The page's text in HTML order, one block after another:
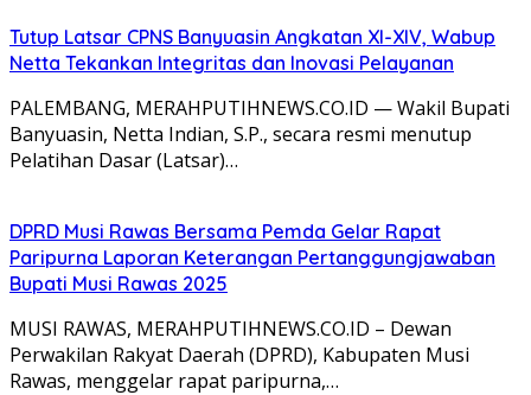
Tutup Latsar CPNS Banyuasin Angkatan XI-XIV, Wabup
Netta Tekankan Integritas dan Inovasi Pelayanan
PALEMBANG, MERAHPUTIHNEWS.CO.ID — Wakil Bupati
Banyuasin, Netta Indian, S.P., secara resmi menutup
Pelatihan Dasar (Latsar)…
DPRD Musi Rawas Bersama Pemda Gelar Rapat
Paripurna Laporan Keterangan Pertanggungjawaban
Bupati Musi Rawas 2025
MUSI RAWAS, MERAHPUTIHNEWS.CO.ID – Dewan
Perwakilan Rakyat Daerah (DPRD), Kabupaten Musi
Rawas, menggelar rapat paripurna,…